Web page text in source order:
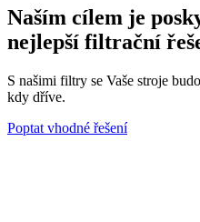
množství
Naším cílem je
nejlepší filtrační
S našimi filtry se Vaše stroje
kdy dříve.
Poptat vhodné řešení